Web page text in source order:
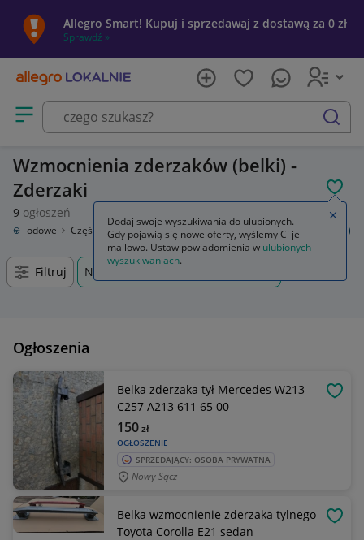
Allegro Smart! Kupuj i sprzedawaj z dostawą za 0 zł
Sprawdź »
Otwórz menu z kategoriami
szukaj
Wzmocnienia zderzaków (belki) -
Zderzaki
9 ogłoszeń
Części karoserii Zderzaki Wzmocnienia zderzaków (belki)
Filtruj Nowy Sącz, Małopolskie, +0 km
Ogłoszenia
Belka zderzaka tył Mercedes W213
C257 A213 611 65 00
OGŁOSZENIE
150zł
SPRZEDAJĄCY: OSOBA PRYWATNA
Nowy Sącz
Belka wzmocnienie zderzaka tylnego
Toyota Corolla E21 sedan
Dodaj swoje wyszukiwania do ulubionych.
Gdy pojawią się nowe oferty, wyślemy Ci je
mailowo. Ustaw powiadomienia w ulubionych
wyszukiwaniach.